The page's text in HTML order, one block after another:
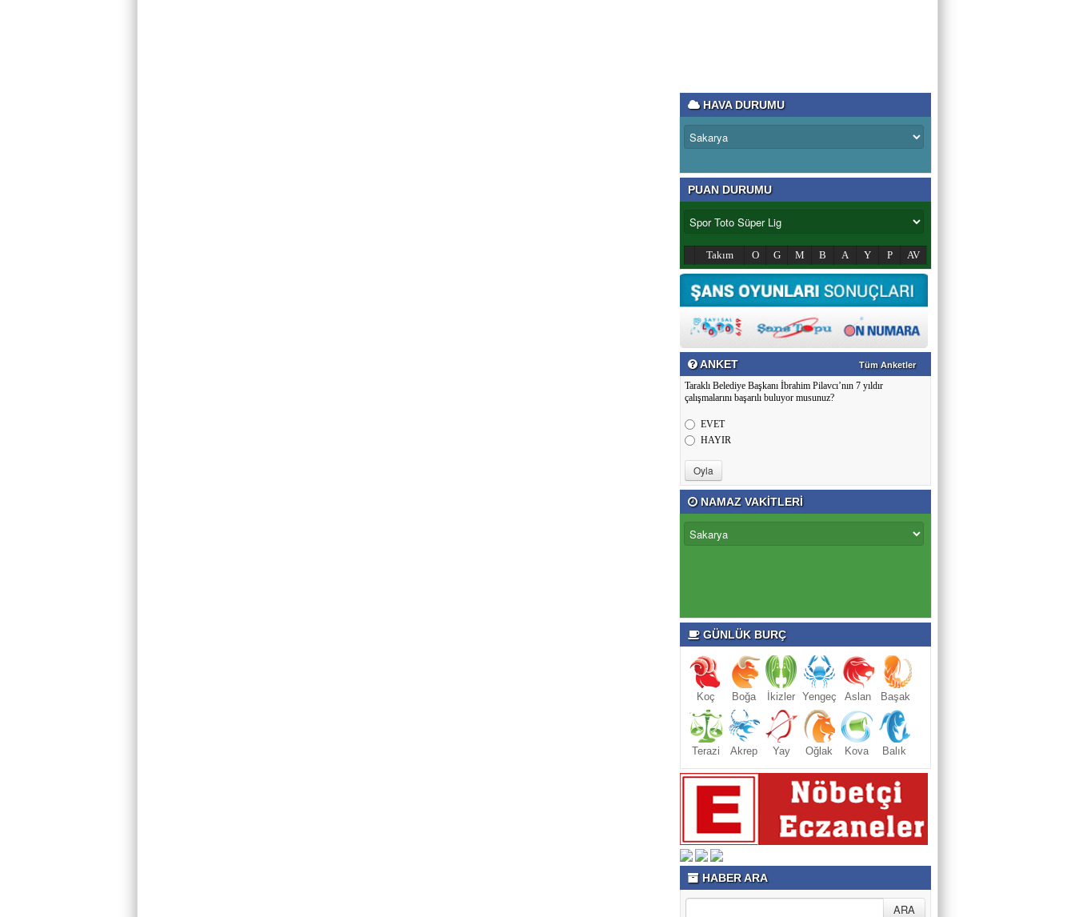
HAVA DURUMU
PUAN DURUMU
Takım O G M B A Y P AV
ANKET Tüm Anketler
Taraklı Belediye Başkanı İbrahim Pilavcı’nın 7 yıldır
çalışmalarını başarılı buluyor musunuz?
EVET
HAYIR
NAMAZ VAKİTLERİ
GÜNLÜK BURÇ
Koç Boğa İkizler Yengeç Aslan Başak
Terazi Akrep Yay Oğlak Kova Balık
HABER ARA